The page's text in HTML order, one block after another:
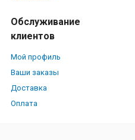
Обслуживание
клиентов
Мой профиль
Ваши заказы
Доставка
Оплата